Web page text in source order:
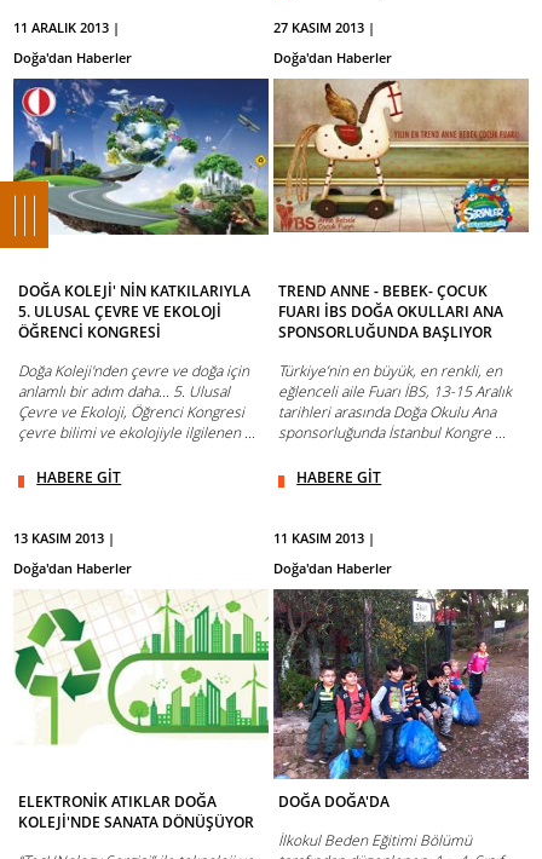
11 ARALIK 2013 |
Doğa'dan Haberler
DOĞA KOLEJİ' NİN KATKILARIYLA
5. ULUSAL ÇEVRE VE EKOLOJİ
ÖĞRENCİ KONGRESİ
Doğa Koleji'nden çevre ve doğa için
anlamlı bir adım daha... 5. Ulusal
Çevre ve Ekoloji, Öğrenci Kongresi
çevre bilimi ve ekolojiyle ilgilenen ...
HABERE GİT
27 KASIM 2013 |
Doğa'dan Haberler
TREND ANNE - BEBEK- ÇOCUK
FUARI İBS DOĞA OKULLARI ANA
SPONSORLUĞUNDA BAŞLIYOR
Türkiye’nin en büyük, en renkli, en
eğlenceli aile Fuarı İBS, 13-15 Aralık
tarihleri arasında Doğa Okulu Ana
sponsorluğunda İstanbul Kongre ...
HABERE GİT
13 KASIM 2013 |
Doğa'dan Haberler
ELEKTRONİK ATIKLAR DOĞA
KOLEJİ'NDE SANATA DÖNÜŞÜYOR
11 KASIM 2013 |
Doğa'dan Haberler
DOĞA DOĞA'DA
İlkokul Beden Eğitimi Bölümü